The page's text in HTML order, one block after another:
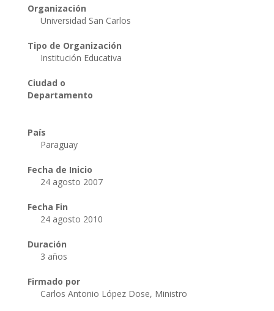
Organización
Universidad San Carlos
Tipo de Organización
Institución Educativa
Ciudad o
Departamento
País
Paraguay
Fecha de Inicio
24 agosto 2007
Fecha Fin
24 agosto 2010
Duración
3 años
Firmado por
Carlos Antonio López Dose, Ministro